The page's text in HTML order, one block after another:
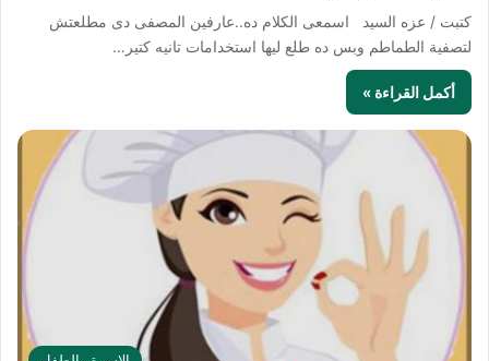
كتبت / عزه السيد اسمعى الكلام ده..عارفين المصفى دى مطلعتش
لتصفية الطماطم وبس ده طلع ليها استخدامات تانيه كتير…
أكمل القراءة »